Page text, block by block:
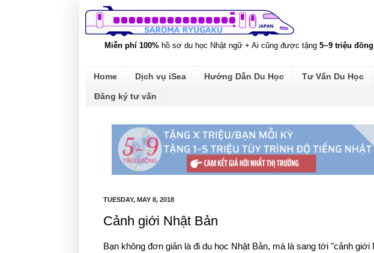
Miễn phí 100% hồ sơ du học Nhật ngữ + Ai cũng được tặng 5~9 triệu đồng
Home Dịch vụ iSea Hướng Dẫn Du Học Tư Vấn Du Học
Đăng ký tư vấn
TUESDAY, MAY 8, 2018
Cảnh giới Nhật Bản
Bạn không đơn giản là đi du học Nhật Bản, mà là sang tới "cảnh